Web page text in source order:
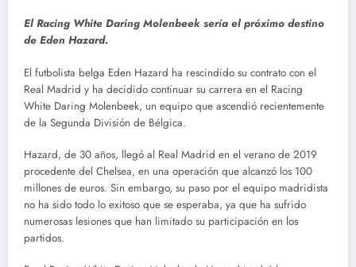
El Racing White Daring Molenbeek sería el próximo destino
de Eden Hazard.
El futbolista belga Eden Hazard ha rescindido su contrato con el
Real Madrid y ha decidido continuar su carrera en el Racing
White Daring Molenbeek, un equipo que ascendió recientemente
de la Segunda División de Bélgica.
Hazard, de 30 años, llegó al Real Madrid en el verano de 2019
procedente del Chelsea, en una operación que alcanzó los 100
millones de euros. Sin embargo, su paso por el equipo madridista
no ha sido todo lo exitoso que se esperaba, ya que ha sufrido
numerosas lesiones que han limitado su participación en los
partidos.